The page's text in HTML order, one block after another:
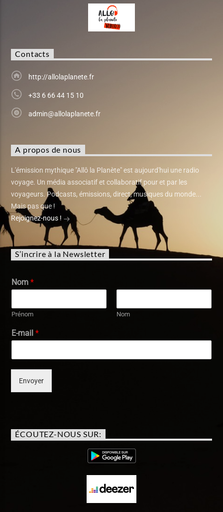
Contacts
http://allolaplanete.fr
+33 6 66 44 15 10
admin@allolaplanete.fr
A propos de nous
L'émission mythique "Allô la Planète" est aujourd'hui une radio
voyage. Un média associatif et collaboratif pour et par les
voyageurs. Podcasts, émissions, direct, musiques du monde...
Mais pas que !
Rejoignez-nous !
S’incrire à la Newsletter
Nom*
Prénom Nom
E-mail*
Envoyer
ÉCOUTEZ-NOUS SUR: